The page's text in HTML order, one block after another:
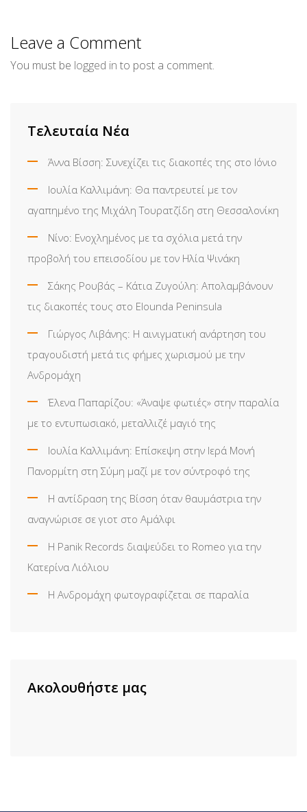
Leave a Comment
You must be logged in to post a comment.
Τελευταία Νέα
Άννα Βίσση: Συνεχίζει τις διακοπές της στο Ιόνιο
Ιουλία Καλλιμάνη: Θα παντρευτεί με τον
αγαπημένο της Μιχάλη Τουρατζίδη στη Θεσσαλονίκη
Νίνο: Ενοχλημένος με τα σχόλια μετά την
προβολή του επεισοδίου με τον Ηλία Ψινάκη
Σάκης Ρουβάς – Κάτια Ζυγούλη: Απολαμβάνουν
τις διακοπές τους στο Elounda Peninsula
Γιώργος Λιβάνης: Η αινιγματική ανάρτηση του
τραγουδιστή μετά τις φήμες χωρισμού με την
Ανδρομάχη
Έλενα Παπαρίζου: «Άναψε φωτιές» στην παραλία
με το εντυπωσιακό, μεταλλιζέ μαγιό της
Ιουλία Καλλιμάνη: Επίσκεψη στην Ιερά Μονή
Πανορμίτη στη Σύμη μαζί με τον σύντροφό της
Η αντίδραση της Βίσση όταν θαυμάστρια την
αναγνώρισε σε γιοτ στο Αμάλφι
Η Panik Records διαψεύδει το Romeo για την
Κατερίνα Λιόλιου
Η Ανδρομάχη φωτογραφίζεται σε παραλία
Ακολουθήστε μας